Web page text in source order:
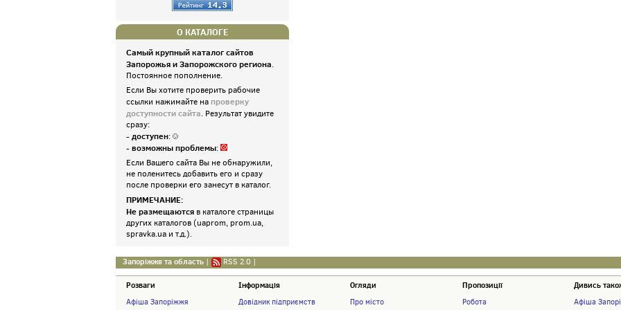
О КАТАЛОГЕ
Самый крупный каталог сайтов
Запорожья и Запорожского региона.
Постоянное пополнение.
Если Вы хотите проверить рабочие
ссылки нажимайте на проверку
доступности сайта. Результат увидите
сразу:
- доступен:
- возможны проблемы:
Если Вашего сайта Вы не обнаружили,
не поленитесь добавить его и сразу
после проверки его занесут в каталог.
ПРИМЕЧАНИЕ:
Не размещаются в каталоге страницы
других каталогов (uaprom, prom.ua,
spravka.ua и т.д.).
Запоріжжя та область | RSS 2.0 |
Розваги
Афіша Запоріжжя
Інформація
Довідник підприємств
Огляди
Про місто
Пропозиції
Робота
Дивись
Афіша